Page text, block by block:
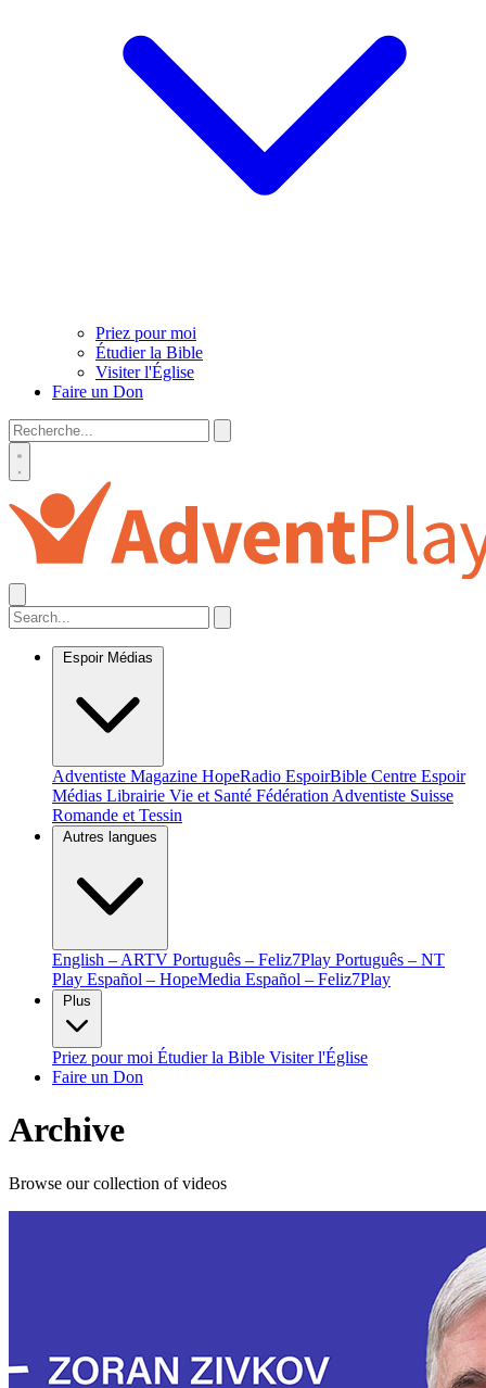
Priez pour moi
Étudier la Bible
Visiter l'Église
Faire un Don
Espoir Médias
Adventiste Magazine HopeRadio EspoirBible Centre Espoir
Médias Librairie Vie et Santé Fédération Adventiste Suisse
Romande et Tessin
Autres langues
English – ARTV Português – Feliz7Play Português – NT
Play Español – HopeMedia Español – Feliz7Play
Plus
Priez pour moi Étudier la Bible Visiter l'Église
Faire un Don
Archive
Browse our collection of videos